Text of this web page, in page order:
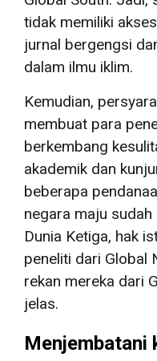
tidak memiliki
jurnal bergengsi
dalam ilmu iklim.
Kemudian,
membuat para
berkembang
akademik dan
beberapa
negara maju
Dunia Ketiga, hak
peneliti dari Global
rekan mereka dari
jelas.
Menjembatani